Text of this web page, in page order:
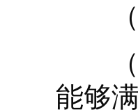
（
（二
能够